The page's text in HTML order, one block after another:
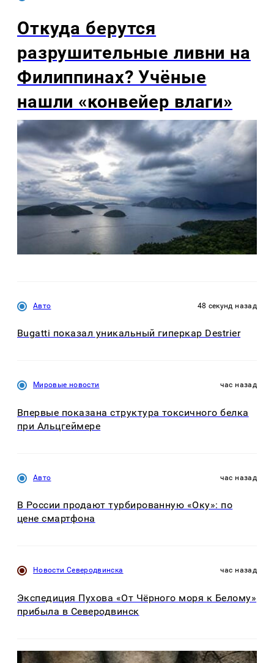
Откуда берутся
разрушительные ливни на
Филиппинах? Учёные
нашли «конвейер влаги»
Авто 48 секунд назад
Bugatti показал уникальный гиперкар Destrier
Мировые новости час назад
Впервые показана структура токсичного белка
при Альцгеймере
Авто час назад
В России продают турбированную «Оку»: по
цене смартфона
Новости Северодвинска час назад
Экспедиция Пухова «От Чёрного моря к Белому»
прибыла в Северодвинск